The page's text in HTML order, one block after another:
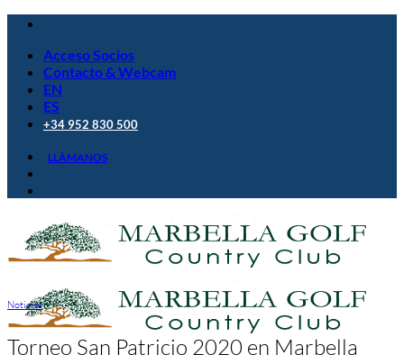
Saltar
contenidoAcceso Socios
Contacto & Webcam
EN
ES
+34 952 830 500
LLÁMANOS
Noticias
Torneo San Patricio 2020 en Marbella